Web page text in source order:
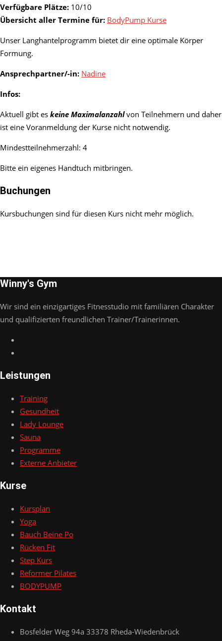
Verfügbare Plätze: 10/10
Übersicht aller Termine für: BodyPump Kurse
Unser Langhantelprogramm bietet dir eine optimale Körper
Formung.
Ansprechpartner/-in: Nadine
Infos:
Aktuell gibt es keine Maximalanzahlvon Teilnehmern und daher
ist eine Voranmeldung der Kurse nicht notwendig.
Mindestteilnehmerzahl: 4
Bitte ein eigenes Handtuch mitbringen.
Buchungen
Kursbuchungen sind für diesen Kurs nicht mehr möglich.
Winny's Gym
Wir sind ein einzigartiges Fitnesstudio mit familiären Charakter
und qualifizierten freundlichen Trainer/Trainerinnen.
Leistungen
Training
Gesundheit
Lady Lounge
Sauna
Programme
Externe Anbieter
Kurse
Kursplan
Yoga
Bauch Beine Po
Rücken Fit
Step Kurs
Reformer Pilates
BODYPUMP
Kontakt
Bosfelder Weg 94a 33378 Rheda-Wiedenbrück